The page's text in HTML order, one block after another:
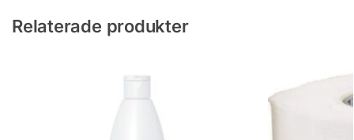
Relaterade produkter